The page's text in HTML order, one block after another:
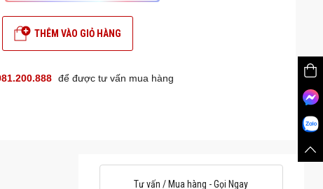
THÊM VÀO GIỎ HÀNG
để được tư vấn mua hàng
Tư vấn / Mua hàng - Gọi Ngay